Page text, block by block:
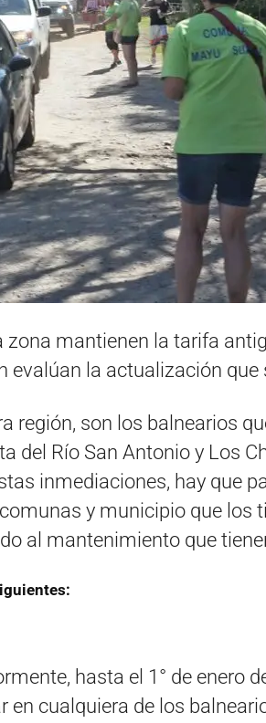
mantienen la tarifa
evalúan la actualización que
región, son los balnearios
del Río San Antonio y Los
inmediaciones, hay que
y municipio que los
al mantenimiento que
hasta el 1° de enero
cualquiera de los